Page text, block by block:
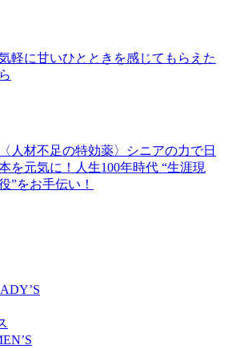
軽に甘いひとときを感じてもらえた
ら
〈人材不足の特効薬〉シニアの力で日
を元気に！人生100年時代 “生涯現
”をお手伝い！